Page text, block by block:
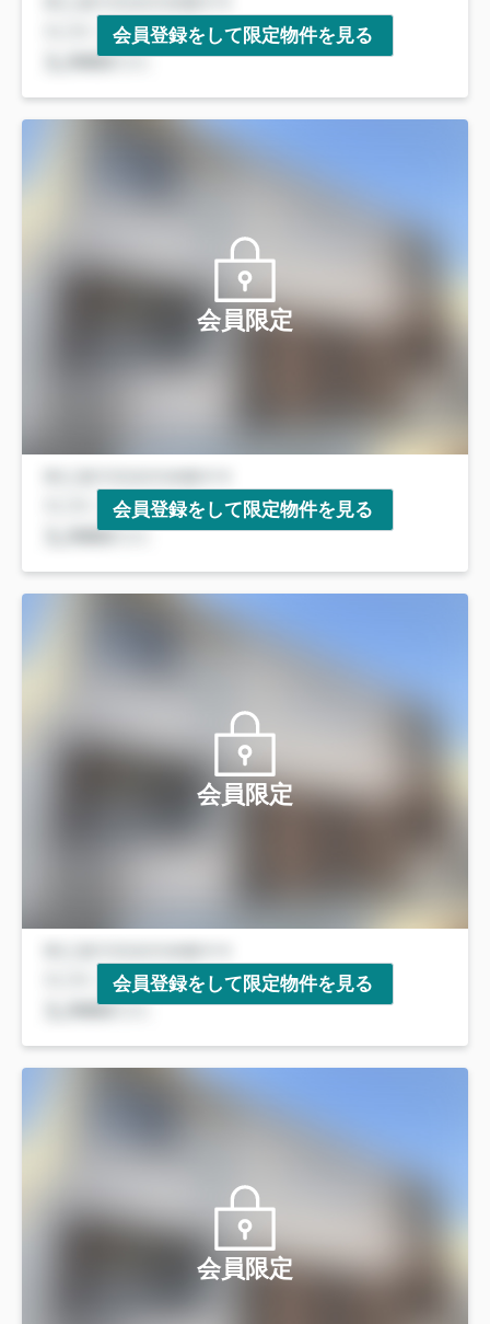
会員登録をして限定物件を見る
会員限定
会員登録をして限定物件を見る
会員限定
会員登録をして限定物件を見る
会員限定